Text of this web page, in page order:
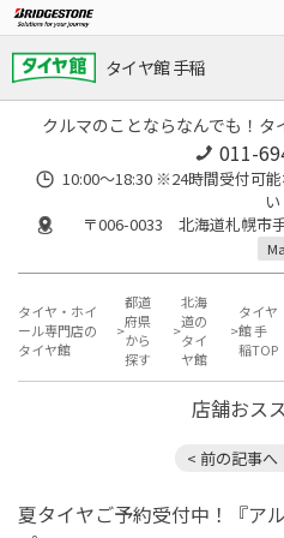
タイヤ館 手稲
クルマのことならなんでも！
011-
10:00～18:30 ※24時間受付可
い
〒006-0033 北海道札幌市
タイヤ・ホイ
ール専門店の
タイヤ館
都道
府県
から
探す
北海
道の
タイ
ヤ館
タイヤ
館 手
稲TOP
店舗おス
< 前の記事へ
夏タイヤご予約受付中！『ア